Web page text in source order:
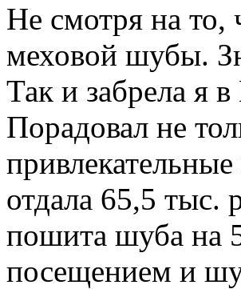
Не смотря на то,
меховой шубы.
Так и забрела я
Порадовал не
отдала 65,5 тыс.
пошита шуба на
посещением и